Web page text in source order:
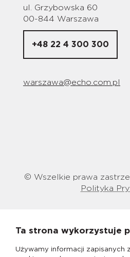
ul. Grzybowska 60
00-844 Warszawa
+48 22 4 300 300
warszawa@echo.com.pl
© Wszelkie prawa
Polityka
Ta strona wykorzystuje
Używamy informacji zapisanych